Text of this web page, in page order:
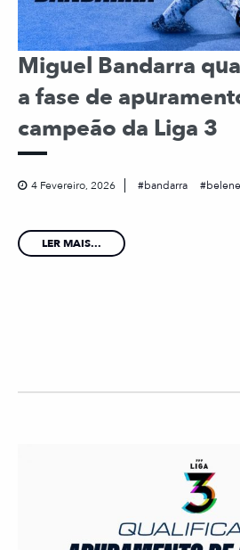
Miguel Bandarra
a fase de
campeão da Liga 3
4 Fevereiro, 2026 bandarra
LER MAIS...